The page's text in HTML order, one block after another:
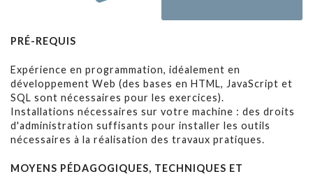
PRÉ-REQUIS
Expérience en programmation, idéalement en
développement Web (des bases en HTML, JavaScript et
SQL sont nécessaires pour les exercices).
Installations nécessaires sur votre machine : des droits
d'administration suffisants pour installer les outils
nécessaires à la réalisation des travaux pratiques.
MOYENS PÉDAGOGIQUES, TECHNIQUES ET